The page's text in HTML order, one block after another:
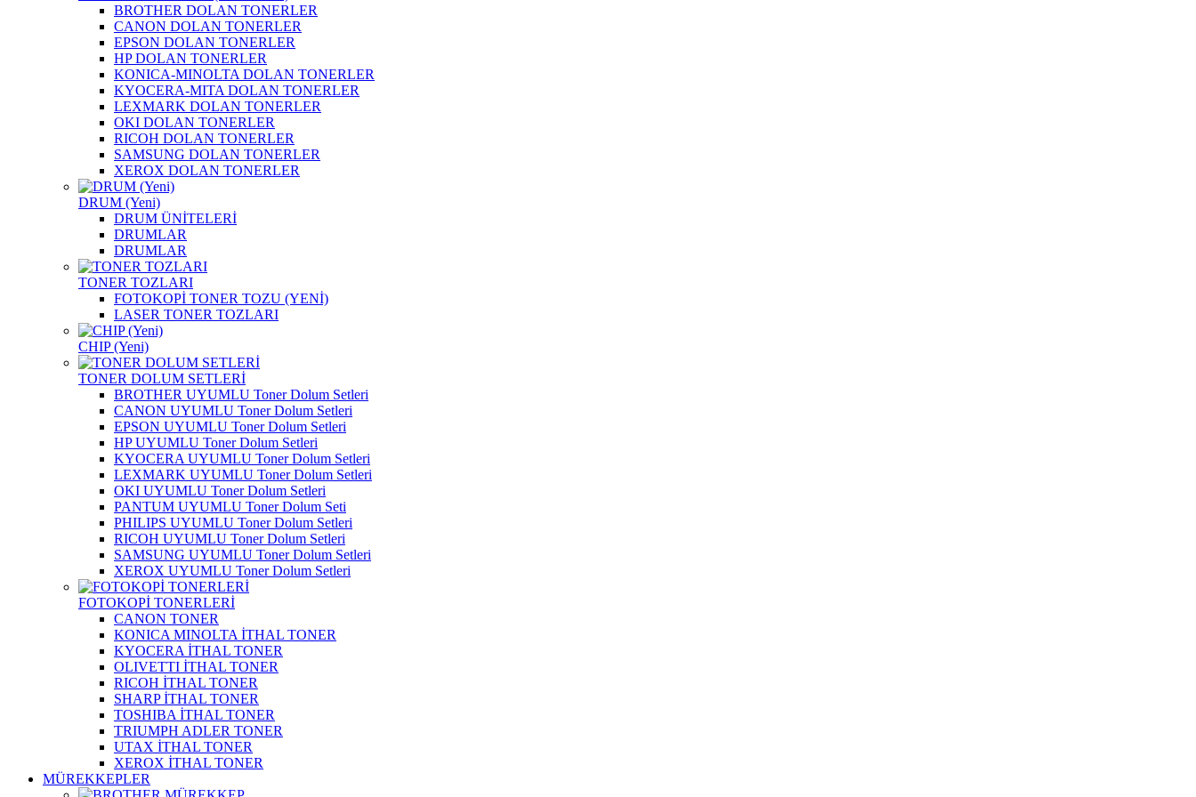
BROTHER DOLAN TONERLER
CANON DOLAN TONERLER
EPSON DOLAN TONERLER
HP DOLAN TONERLER
KONICA-MINOLTA DOLAN TONERLER
KYOCERA-MITA DOLAN TONERLER
LEXMARK DOLAN TONERLER
OKI DOLAN TONERLER
RICOH DOLAN TONERLER
SAMSUNG DOLAN TONERLER
XEROX DOLAN TONERLER
DRUM (Yeni)
DRUM ÜNİTELERİ
DRUMLAR
DRUMLAR
TONER TOZLARI
FOTOKOPİ TONER TOZU (YENİ)
LASER TONER TOZLARI
CHIP (Yeni)
TONER DOLUM SETLERİ
BROTHER UYUMLU Toner Dolum Setleri
CANON UYUMLU Toner Dolum Setleri
EPSON UYUMLU Toner Dolum Setleri
HP UYUMLU Toner Dolum Setleri
KYOCERA UYUMLU Toner Dolum Setleri
LEXMARK UYUMLU Toner Dolum Setleri
OKI UYUMLU Toner Dolum Setleri
PANTUM UYUMLU Toner Dolum Seti
PHILIPS UYUMLU Toner Dolum Setleri
RICOH UYUMLU Toner Dolum Setleri
SAMSUNG UYUMLU Toner Dolum Setleri
XEROX UYUMLU Toner Dolum Setleri
FOTOKOPİ TONERLERİ
CANON TONER
KONICA MINOLTA İTHAL TONER
KYOCERA İTHAL TONER
OLIVETTI İTHAL TONER
RICOH İTHAL TONER
SHARP İTHAL TONER
TOSHIBA İTHAL TONER
TRIUMPH ADLER TONER
UTAX İTHAL TONER
XEROX İTHAL TONER
MÜREKKEPLER